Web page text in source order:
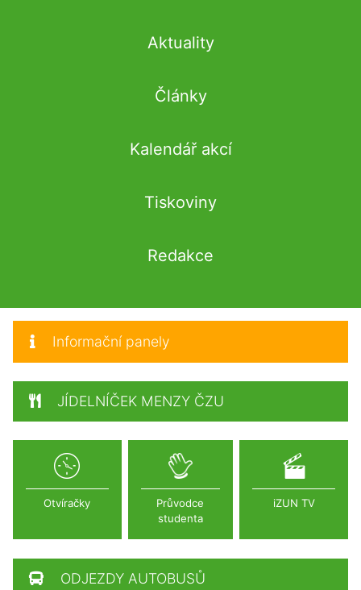
Aktuality
Články
Kalendář akcí
Tiskoviny
Redakce
Informační panely
JÍDELNÍČEK MENZY ČZU
Otvíračky
Průvodce
studenta
iZUN TV
ODJEZDY AUTOBUSŮ